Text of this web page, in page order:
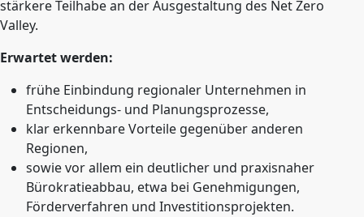
stärkere Teilhabe an der Ausgestaltung des Net Zero
Valley.
Erwartet werden:
frühe Einbindung regionaler Unternehmen in
Entscheidungs- und Planungsprozesse,
klar erkennbare Vorteile gegenüber anderen
Regionen,
sowie vor allem ein deutlicher und praxisnaher
Bürokratieabbau, etwa bei Genehmigungen,
Förderverfahren und Investitionsprojekten.